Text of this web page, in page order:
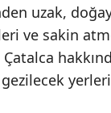
uzak,
ve sakin
gezilecek